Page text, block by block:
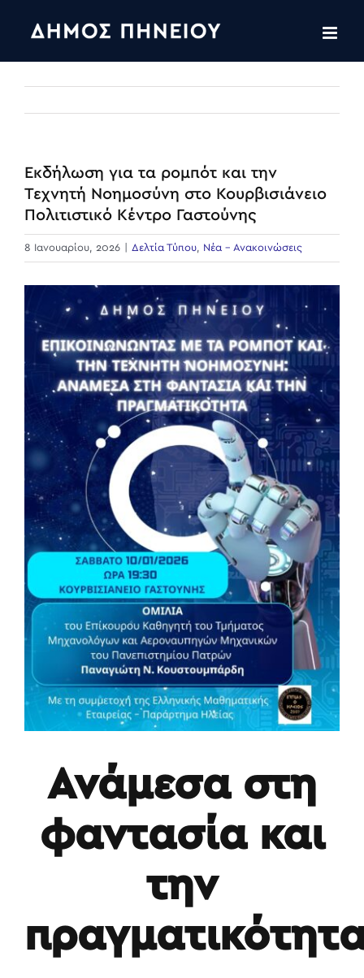
Εκδήλωση για τα ρομπότ και την
Τεχνητή Νοημοσύνη στο Κουρβισιάνειο
Πολιτιστικό Κέντρο Γαστούνης
8 Ιανουαρίου, 2026 Δελτία Τύπου, Νέα - Ανακοινώσεις
Larger
Image
Ανάμεσα στη
φαντασία και
την